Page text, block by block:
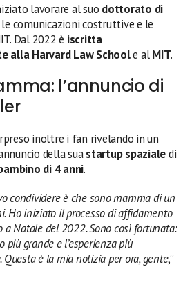
lavorare al suo dottorato di
comunicazioni costruttive e le
Dal 2022 è iscritta
alla Harvard Law Schoole alMIT.
l’annuncio di
inoltre i fan rivelando in un
della suastartup spazialedi
di 4 anni.
condividere è che sono mamma di un
Ho iniziato il processo di affidamento
a Natale del 2022. Sono così fortunata:
più grande e l’esperienza più
è la mia notizia per ora, gente,”